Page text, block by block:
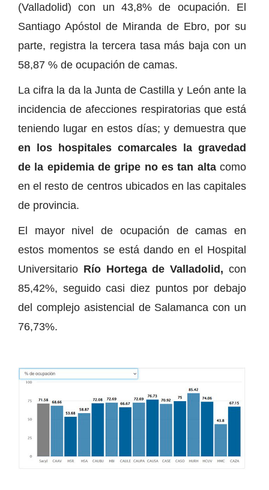
(Valladolid) con un 43,8% de ocupación. El
Santiago Apóstol de Miranda de Ebro, por su
parte, registra la tercera tasa más baja con un
58,87 % de ocupación de camas.
La cifra la da la Junta de Castilla y León ante la
incidencia de afecciones respiratorias que está
teniendo lugar en estos días; y demuestra que
en los hospitales comarcales la gravedad
de la epidemia de gripe no es tan alta como
en el resto de centros ubicados en las capitales
de provincia.
El mayor nivel de ocupación de camas en
estos momentos se está dando en el Hospital
Universitario Río Hortega de Valladolid, con
85,42%, seguido casi diez puntos por debajo
del complejo asistencial de Salamanca con un
76,73%.